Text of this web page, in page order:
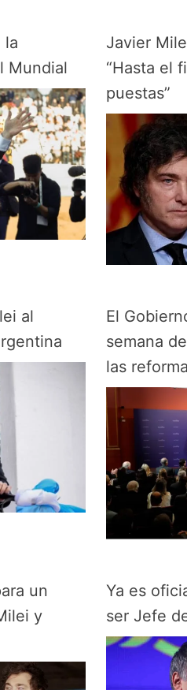
la
Mundial
Javier
“Hasta el
puestas”
al
El
semana
las
un
y
Ya es
ser Jefe